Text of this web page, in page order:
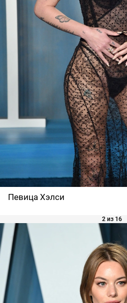
Певица Хэлси
2 из 16